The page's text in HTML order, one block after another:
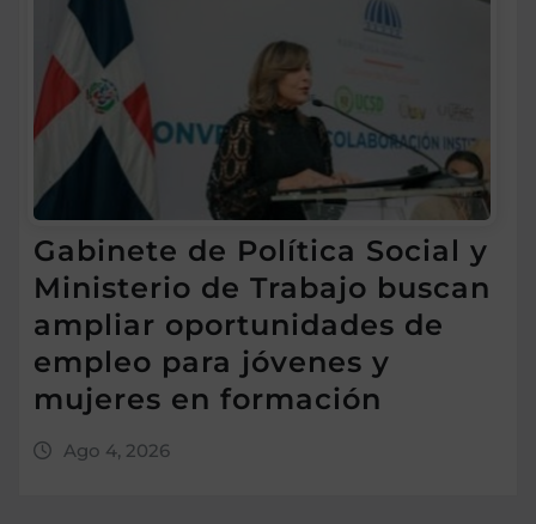
Gabinete de Política Social y
Ministerio de Trabajo buscan
ampliar oportunidades de
empleo para jóvenes y
mujeres en formación
Ago 4, 2026